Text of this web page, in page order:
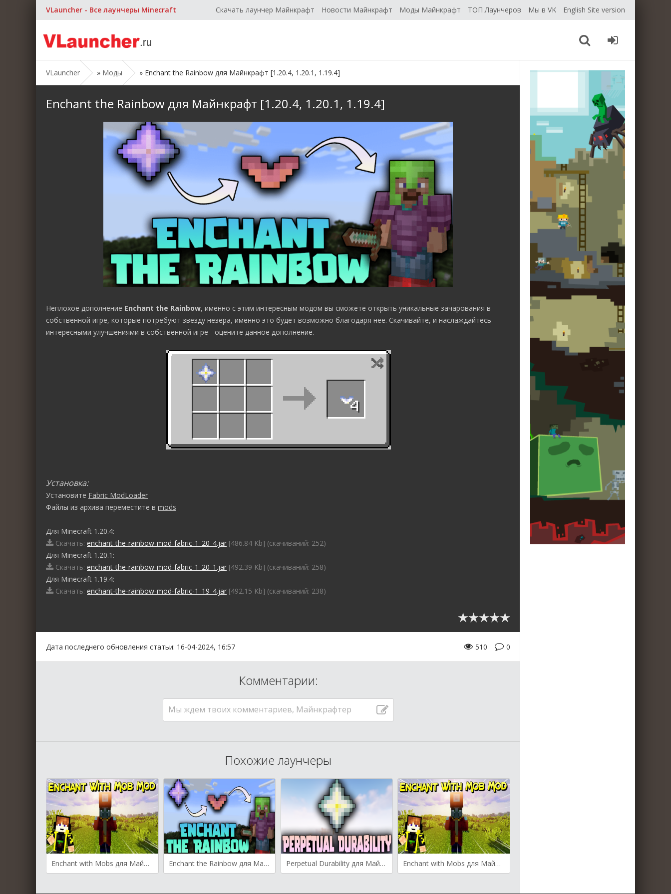
VLauncher - Все лаунчеры Minecraft Скачать лаунчер Майнкрафт Новости Майнкрафт Моды Майнкрафт ТОП Лаунчеров Мы в VK English Site version
VLauncher » Моды » Enchant the Rainbow для Майнкрафт [1.20.4, 1.20.1, 1.19.4]
Enchant the Rainbow для Майнкрафт [1.20.4, 1.20.1, 1.19.4]
Неплохое дополнение Enchant the Rainbow, именно с этим интересным модом вы сможете открыть уникальные зачарования в
собственной игре, которые потребуют звезду незера, именно это будет возможно благодаря нее. Скачивайте, и наслаждайтесь
интересными улучшениями в собственной игре - оцените данное дополнение.
Установка:
Установите Fabric ModLoader
Файлы из архива переместите в mods
Для Minecraft 1.20.4:
Скачать: enchant-the-rainbow-mod-fabric-1_20_4.jar [486.84 Kb] (cкачиваний: 252)
Для Minecraft 1.20.1:
Скачать: enchant-the-rainbow-mod-fabric-1_20_1.jar [492.39 Kb] (cкачиваний: 258)
Для Minecraft 1.19.4:
Скачать: enchant-the-rainbow-mod-fabric-1_19_4.jar [492.15 Kb] (cкачиваний: 238)
Дата последнего обновления статьи: 16-04-2024, 16:57 0
510
Комментарии:
Мы ждем твоих комментариев, Майнкрафтер
Похожие лаунчеры
Enchant with Mobs для Майнкрафт [1.20.4, 1.20.2, 1.20.1] Enchant the Rainbow для Майнкрафт [1.19.4, 1.19.2, 1.19] Perpetual Durability для Майнкрафт [1.19.3, 1.19.2, 1.19.1] Enchant with Mobs для Майнкрафт [1.19.3, 1.19.2, 1.19.1]